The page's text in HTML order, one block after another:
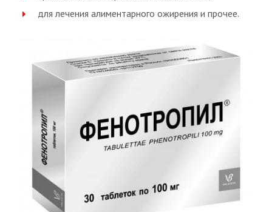
для лечения алиментарного ожирения и прочее.